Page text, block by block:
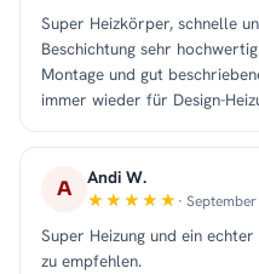
Super Heizkörper, schnelle
Beschichtung sehr
Montage und gut
immer wieder für Design-
A Andi W.
·
Super Heizung und ein
zu empfehlen.